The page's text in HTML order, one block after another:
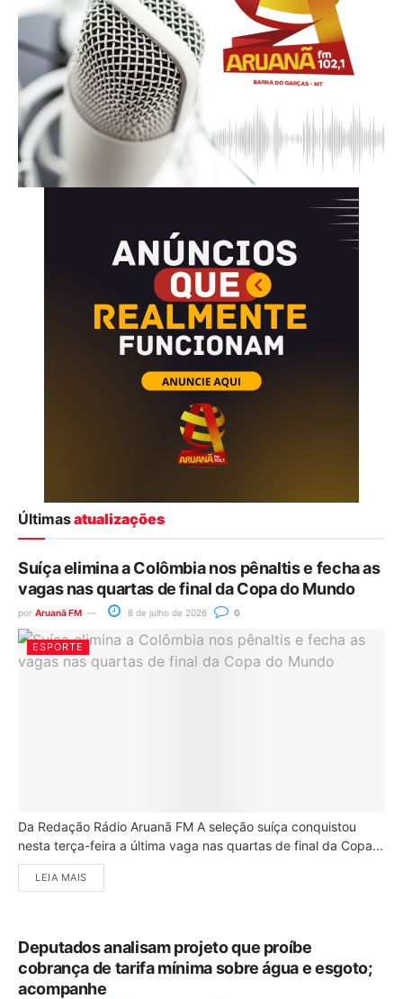
Últimasatualizações
Suíça elimina a Colômbia nos pênaltis e fecha as
vagas nas quartas de final da Copa do Mundo
por Aruanã FM 8 de julho de 2026 0
ESPORTE
Da Redação Rádio Aruanã FM A seleção suíça conquistou
nesta terça-feira a última vaga nas quartas de final da Copa...
LEIA MAIS
Deputados analisam projeto que proíbe
cobrança de tarifa mínima sobre água e esgoto;
acompanhe